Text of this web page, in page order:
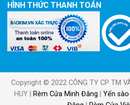
HÌNH THỨC THANH TOÁN
Copyright © 2022 CÔNG TY CP TM
HUY |
Rèm Cửa Minh Đăng Yến